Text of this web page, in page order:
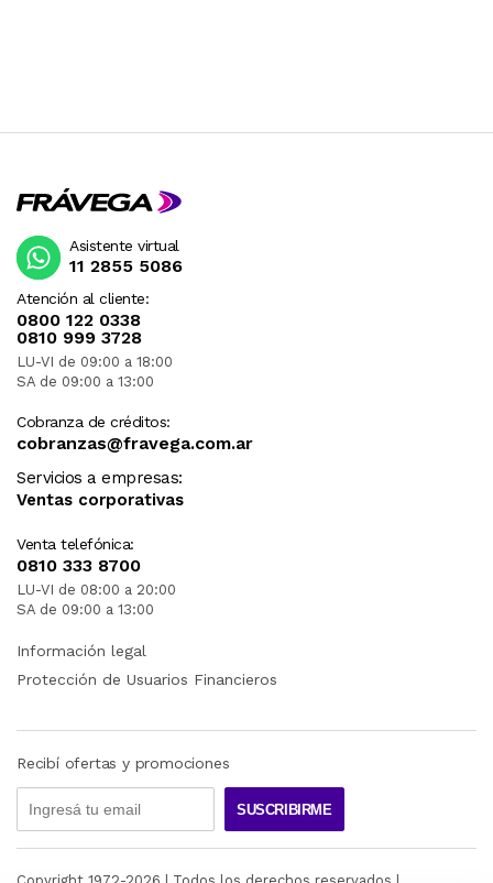
Atención al cliente:
0800 122 0338
0810 999 3728
LU-VI de 09:00 a 18:00
SA de 09:00 a 13:00
Cobranza de créditos:
cobranzas@fravega.com.ar
Servicios a empresas:
Ventas corporativas
Venta telefónica:
0810 333 8700
LU-VI de 08:00 a 20:00
SA de 09:00 a 13:00
Asistente virtual
11 2855 5086
Información legal
Protección de Usuarios Financieros
Recibí ofertas y promociones
SUSCRIBIRME